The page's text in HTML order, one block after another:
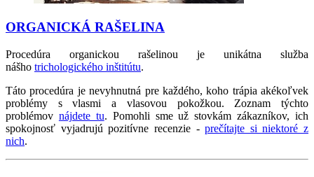
ORGANICKÁ RAŠELINA
Procedúra organickou rašelinou je unikátna služba
nášho trichologického inštitútu.
Táto procedúra je nevyhnutná pre každého, koho trápia akékoľvek
problémy s vlasmi a vlasovou pokožkou. Zoznam týchto
problémov nájdete tu. Pomohli sme už stovkám zákazníkov, ich
spokojnosť vyjadrujú pozitívne recenzie -prečítajte si niektoré z
nich.